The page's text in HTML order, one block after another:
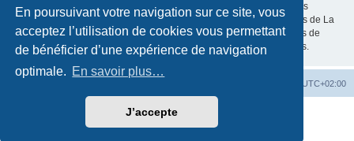
En poursuivant votre navigation sur ce site, vous
acceptez l’utilisation de cookies vous permettant
de bénéficier d’une expérience de navigation
optimale. En savoir plus…
J’accepte
dans notre base de données. Bien que ces informations ne seront pas
diffusées à une tierce partie sans votre consentement, ni « Les Salons de La
Cour », ni phpBB, ne pourront être tenus comme responsables en cas de
tentative de piratage informatique visant à compromettre vos données.
UTC+02:00
phpBB® Forum Software © phpBB Limited
©